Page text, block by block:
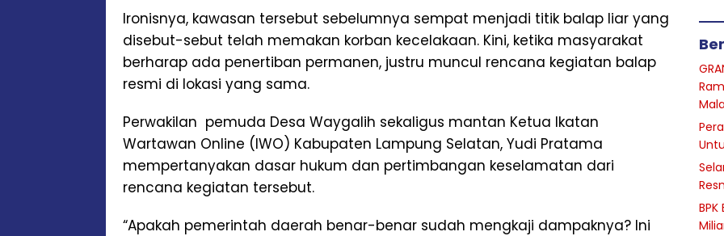
Ironisnya, kawasan tersebut sebelumnya sempat menjadi titik balap liar yang
disebut-sebut telah memakan korban kecelakaan. Kini, ketika masyarakat
berharap ada penertiban permanen, justru muncul rencana kegiatan balap
resmi di lokasi yang sama.
Perwakilan pemuda Desa Waygalih sekaligus mantan Ketua Ikatan
Wartawan Online (IWO) Kabupaten Lampung Selatan, Yudi Pratama
mempertanyakan dasar hukum dan pertimbangan keselamatan dari
rencana kegiatan tersebut.
“Apakah pemerintah daerah benar-benar sudah mengkaji dampaknya? Ini